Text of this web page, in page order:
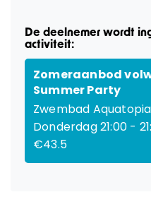
De deelnemer wordt
activiteit:
Zomeraanbod
Summer Party
Zwembad
Donderdag 21:00 -
€43.5